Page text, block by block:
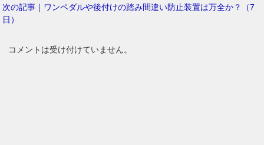
次の記事｜ワンペダルや後付けの踏み間違い防止装置は万全か？（7
日）
コメントは受け付けていません。